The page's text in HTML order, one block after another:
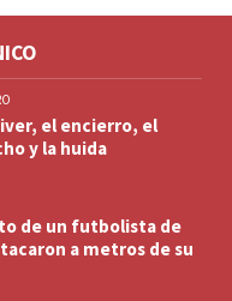
el encierro, el
y la huida
de un futbolista de
a metros de su